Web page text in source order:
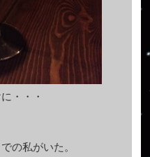
・・・
の私がいた。